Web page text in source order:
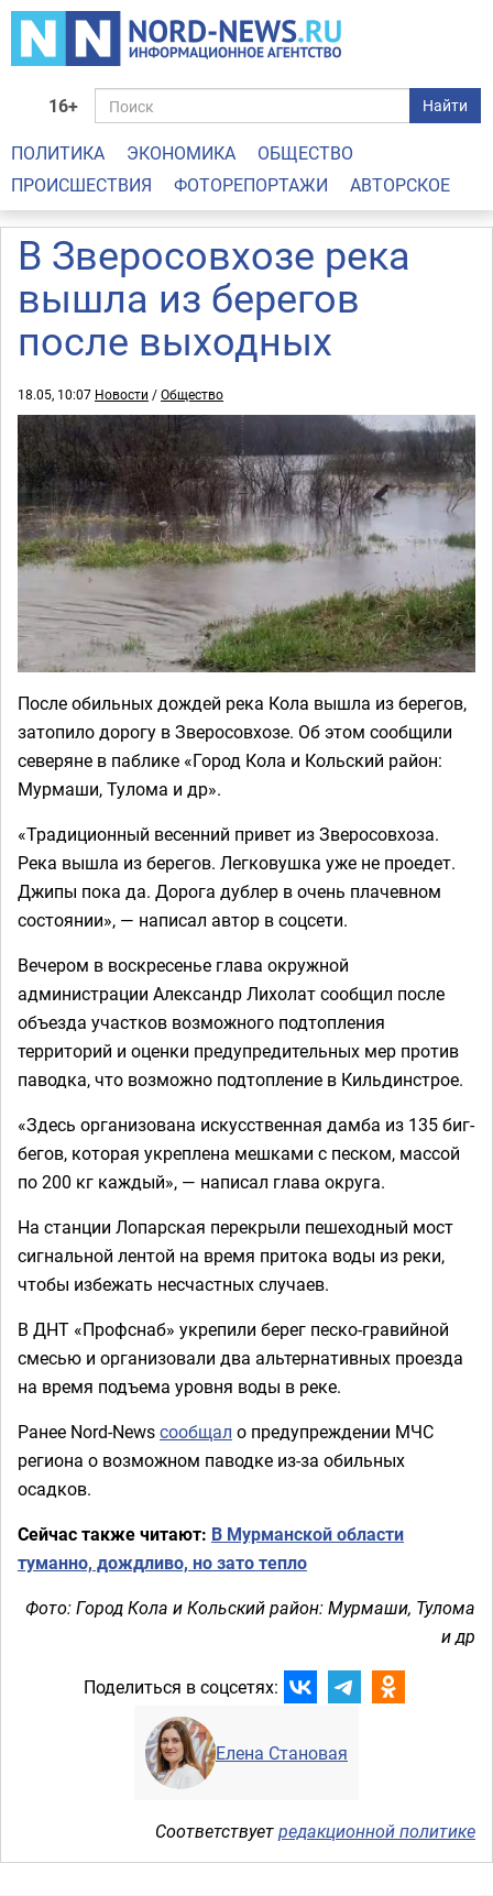
16+ Найти
ПОЛИТИКА ЭКОНОМИКА
ОБЩЕСТВО
ПРОИСШЕСТВИЯ
ФОТОРЕПОРТАЖИ АВТОРСКОЕ
В Зверосовхозе река
вышла из берегов
после выходных
18.05, 10:07 Новости /Общество
После обильных дождей река Кола вышла из берегов,
затопило дорогу в Зверосовхозе. Об этом сообщили
северяне в паблике «Город Кола и Кольский район:
Мурмаши, Тулома и др».
«Традиционный весенний привет из Зверосовхоза.
Река вышла из берегов. Легковушка уже не проедет.
Джипы пока да. Дорога дублер в очень плачевном
состоянии», — написал автор в соцсети.
Вечером в воскресенье глава окружной
администрации Александр Лихолат сообщил после
объезда участков возможного подтопления
территорий и оценки предупредительных мер против
паводка, что возможно подтопление в Кильдинстрое.
«Здесь организована искусственная дамба из 135 биг-
бегов, которая укреплена мешками с песком, массой
по 200 кг каждый», — написал глава округа.
На станции Лопарская перекрыли пешеходный мост
сигнальной лентой на время притока воды из реки,
чтобы избежать несчастных случаев.
В ДНТ «Профснаб» укрепили берег песко-гравийной
смесью и организовали два альтернативных проезда
на время подъема уровня воды в реке.
Ранее Nord-Newsсообщал о предупреждении МЧС
региона о возможном паводке из-за обильных
осадков.
Сейчас также читают: В Мурманской области
туманно, дождливо, но зато тепло
Фото: Город Кола и Кольский район: Мурмаши, Тулома
и др
Поделиться в соцсетях:
Елена Становая
Соответствуетредакционной политике